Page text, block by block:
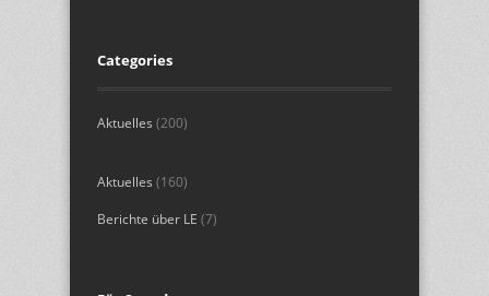
Categories
Aktuelles (200)
Aktuelles (160)
Berichte über LE (7)